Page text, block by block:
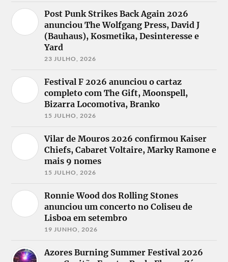
Post Punk Strikes Back Again 2026
anunciou The Wolfgang Press, David J
(Bauhaus), Kosmetika, Desinteresse e
Yard
23 JULHO, 2026
Festival F 2026 anunciou o cartaz
completo com The Gift, Moonspell,
Bizarra Locomotiva, Branko
15 JULHO, 2026
Vilar de Mouros 2026 confirmou Kaiser
Chiefs, Cabaret Voltaire, Marky Ramone e
mais 9 nomes
15 JULHO, 2026
Ronnie Wood dos Rolling Stones
anunciou um concerto no Coliseu de
Lisboa em setembro
19 JUNHO, 2026
Azores Burning Summer Festival 2026